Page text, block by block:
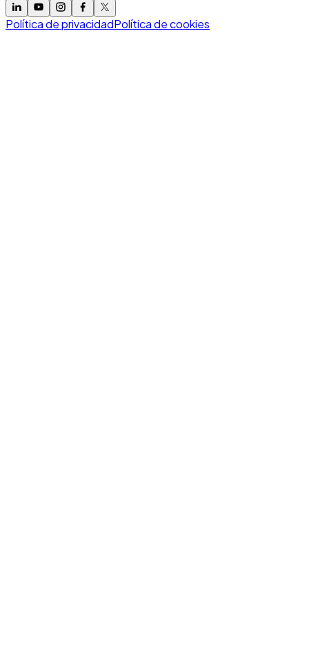
Política de privacidadPolítica de cookies